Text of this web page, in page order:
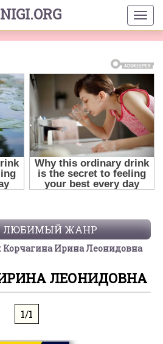
ЛЮБИМЫЙ ЖАНР
Корчагина Ирина Леонидовна
ЛЕОНИДОВНА
1/1